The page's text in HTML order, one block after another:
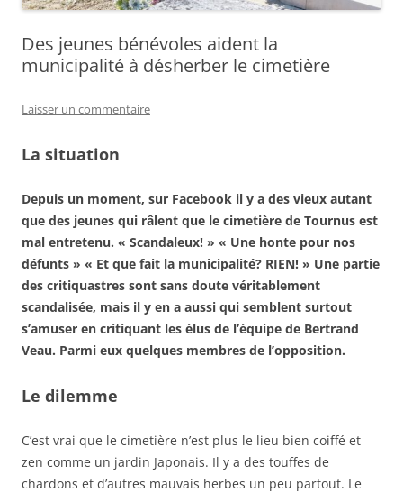
Des jeunes bénévoles aident la
municipalité à désherber le cimetière
Laisser un commentaire
La situation
Depuis un moment, sur Facebook il y a des vieux autant
que des jeunes qui râlent que le cimetière de Tournus est
mal entretenu. « Scandaleux! » « Une honte pour nos
défunts » « Et que fait la municipalité? RIEN! » Une partie
des critiquastres sont sans doute véritablement
scandalisée, mais il y en a aussi qui semblent surtout
s’amuser en critiquant les élus de l’équipe de Bertrand
Veau. Parmi eux quelques membres de l’opposition.
Le dilemme
C’est vrai que le cimetière n’est plus le lieu bien coiffé et
zen comme un jardin Japonais. Il y a des touffes de
chardons et d’autres mauvais herbes un peu partout. Le